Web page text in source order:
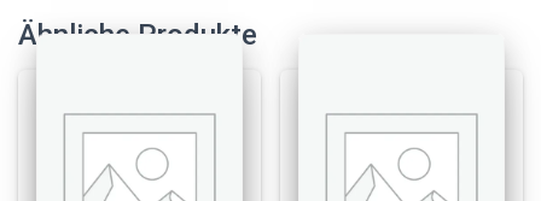
Ähnliche Produkte